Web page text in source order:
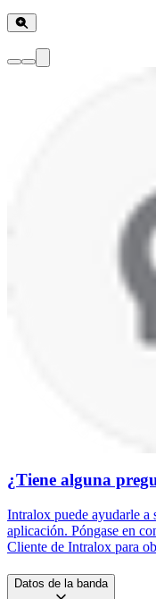
¿Tiene alguna
Intralox puede ayudarle a
aplicación. Póngase en
Cliente de Intralox para
Datos de la banda